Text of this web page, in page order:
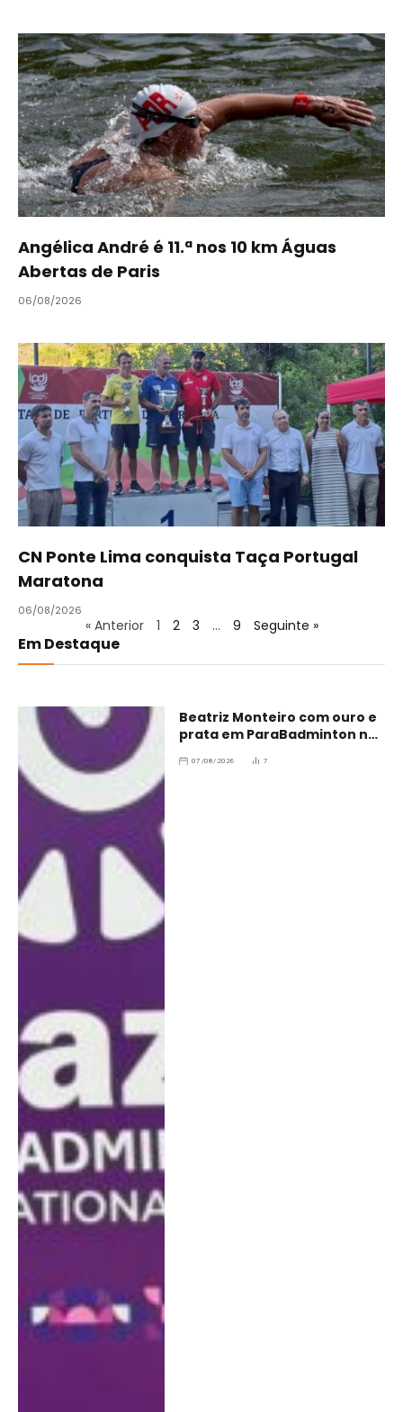
Angélica André é 11.ª nos 10 km Águas
Abertas de Paris
06/08/2026
CN Ponte Lima conquista Taça Portugal
Maratona
06/08/2026
« Anterior 1 2 3 … 9 Seguinte »
Em Destaque
Beatriz Monteiro com ouro e
prata em ParaBadminton no
07/08/2026 7